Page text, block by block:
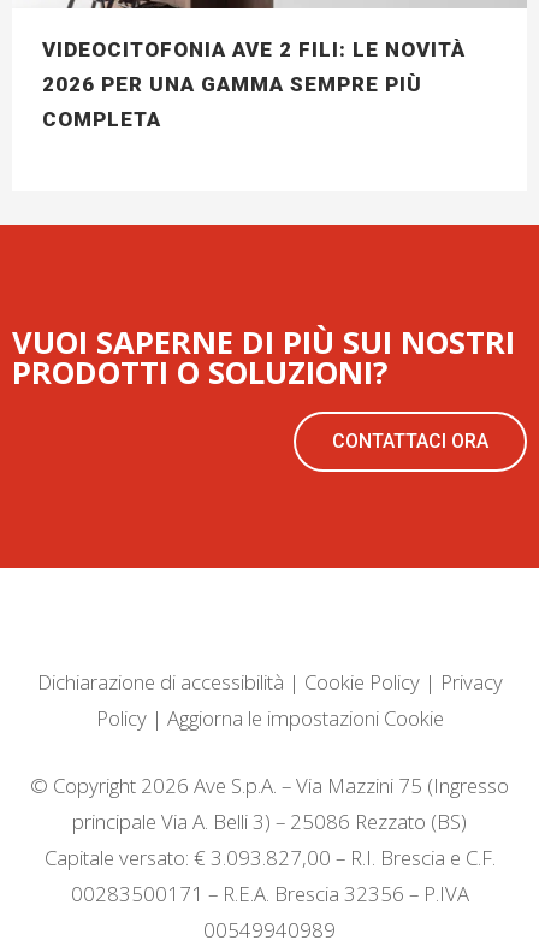
VIDEOCITOFONIA AVE 2 FILI: LE NOVITÀ
2026 PER UNA GAMMA SEMPRE PIÙ
COMPLETA
VUOI SAPERNE DI PIÙ SUI NOSTRI
PRODOTTI O SOLUZIONI?
CONTATTACI ORA
Dichiarazione di accessibilità | Cookie Policy| Privacy
Policy| Aggiorna le impostazioni Cookie
© Copyright 2026 Ave S.p.A. – Via Mazzini 75 (Ingresso
principale Via A. Belli 3) – 25086 Rezzato (BS)
Capitale versato: € 3.093.827,00 – R.I. Brescia e C.F.
00283500171 – R.E.A. Brescia 32356 – P.IVA
00549940989